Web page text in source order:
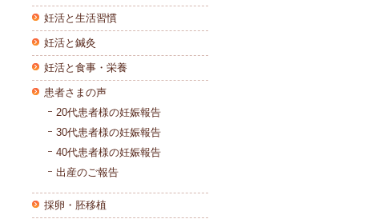
妊活と生活習慣
妊活と鍼灸
妊活と食事・栄養
患者さまの声
20代患者様の妊娠報告
30代患者様の妊娠報告
40代患者様の妊娠報告
出産のご報告
採卵・胚移植